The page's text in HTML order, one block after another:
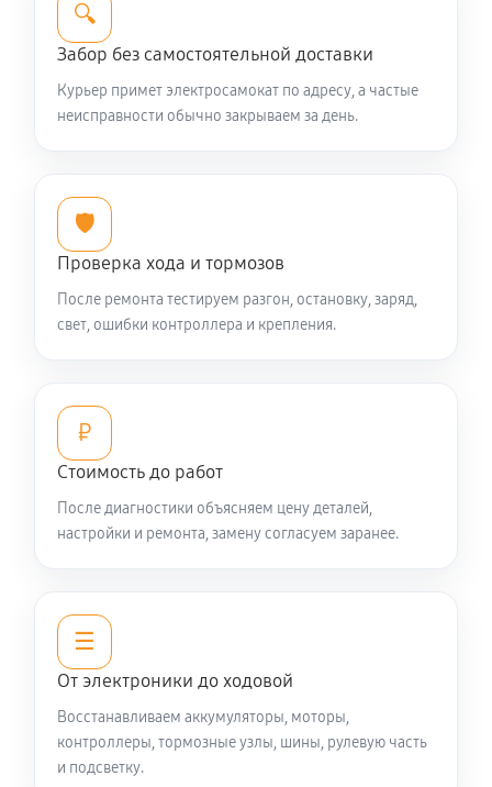
🔍
Забор без самостоятельной доставки
Курьер примет электросамокат по адресу, а частые
неисправности обычно закрываем за день.
🛡️
Проверка хода и тормозов
После ремонта тестируем разгон, остановку, заряд,
свет, ошибки контроллера и крепления.
₽
Стоимость до работ
После диагностики объясняем цену деталей,
настройки и ремонта, замену согласуем заранее.
☰
От электроники до ходовой
Восстанавливаем аккумуляторы, моторы,
контроллеры, тормозные узлы, шины, рулевую часть
и подсветку.